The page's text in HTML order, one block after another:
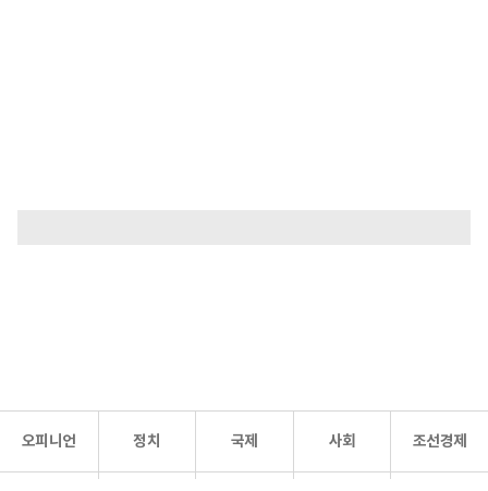
오피니언 정치 국제 사회 조선경제